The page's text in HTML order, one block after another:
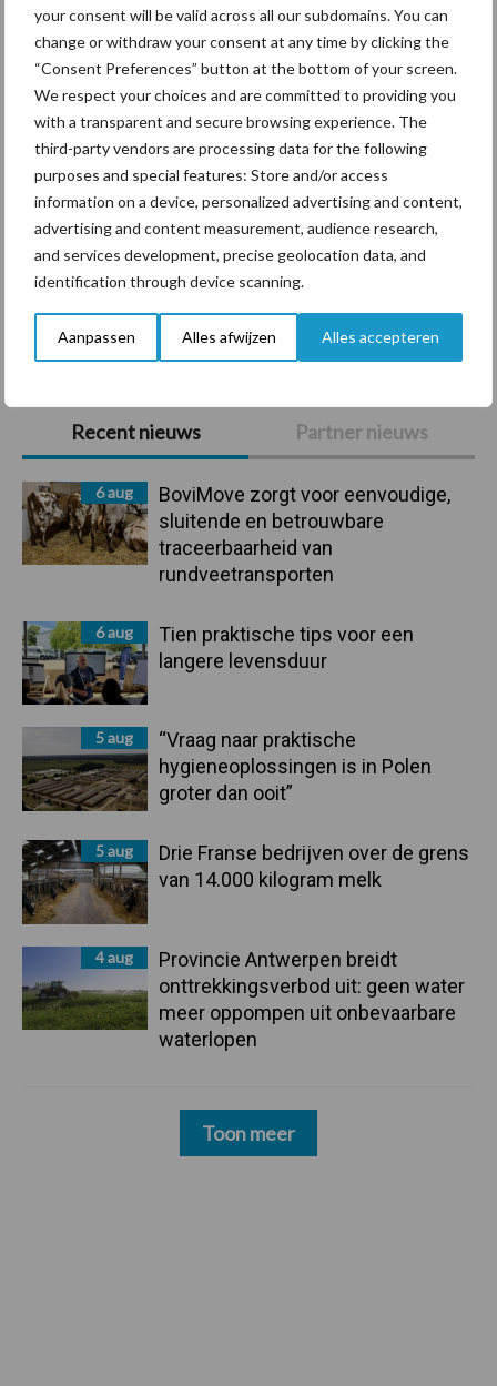
your consent will be valid across all our subdomains. You can
change or withdraw your consent at any time by clicking the
“Consent Preferences” button at the bottom of your screen.
We respect your choices and are committed to providing you
with a transparent and secure browsing experience. The
third-party vendors are processing data for the following
purposes and special features: Store and/or access
information on a device, personalized advertising and content,
advertising and content measurement, audience research,
and services development, precise geolocation data, and
identification through device scanning.
Aanpassen Alles afwijzen Alles accepteren
Primaire
Sidebar
Recent nieuws Partner nieuws
6 aug
BoviMove zorgt voor eenvoudige,
sluitende en betrouwbare
traceerbaarheid van
rundveetransporten
6 aug
Tien praktische tips voor een
langere levensduur
5 aug
“Vraag naar praktische
hygieneoplossingen is in Polen
groter dan ooit”
5 aug
Drie Franse bedrijven over de grens
van 14.000 kilogram melk
4 aug
Provincie Antwerpen breidt
onttrekkingsverbod uit: geen water
meer oppompen uit onbevaarbare
waterlopen
Toon meer
rundveetransporten
Tien praktische tips voor
een langere levensduur
“Vraag naar praktische
hygieneoplossingen is in
Polen groter dan ooit”